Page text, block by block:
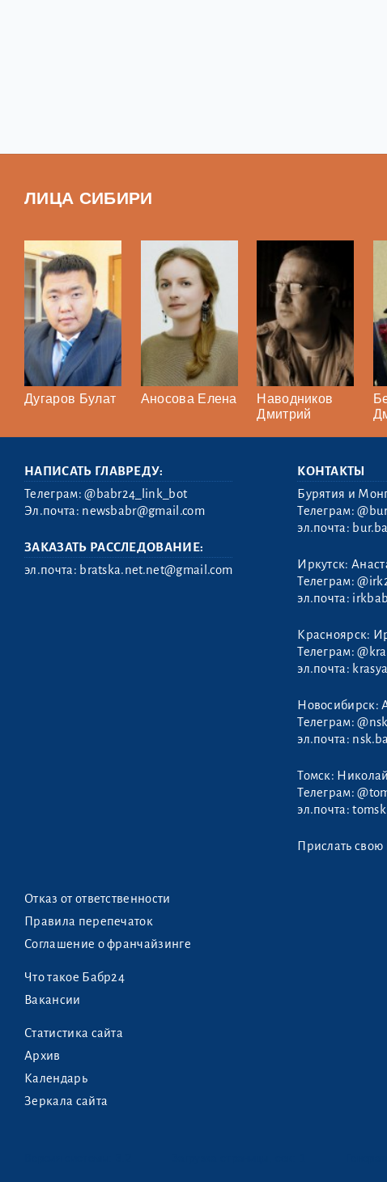
ЛИЦА СИБИРИ
Дугаров Булат Аносова Елена
Наводников
Дмитрий
НАПИСАТЬ ГЛАВРЕДУ:
Телеграм:@babr24_link_bot
Эл.почта: newsbabr@gmail.com
ЗАКАЗАТЬ РАССЛЕДОВАНИЕ:
эл.почта: bratska.net.net@gmail.com
КОНТАКТЫ
Бурятия и
Телеграм:
эл.почта:
Иркутск:
Телеграм:
эл.почта:
Красноярск:
Телеграм:
эл.почта:
Новосибирск:
Телеграм:
эл.почта:
Томск:
Телеграм:
эл.почта:
Прислать свою
Отказ от ответственности
Правила перепечаток
Соглашение о франчайзинге
Что такое Бабр24
Вакансии
Статистика сайта
Архив
Календарь
Зеркала сайта